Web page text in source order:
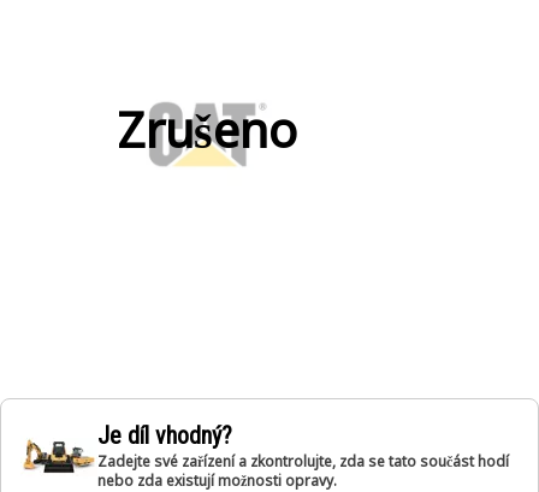
Zrušeno
Je díl vhodný?
Zadejte své zařízení a zkontrolujte, zda se tato součást hodí
nebo zda existují možnosti opravy.